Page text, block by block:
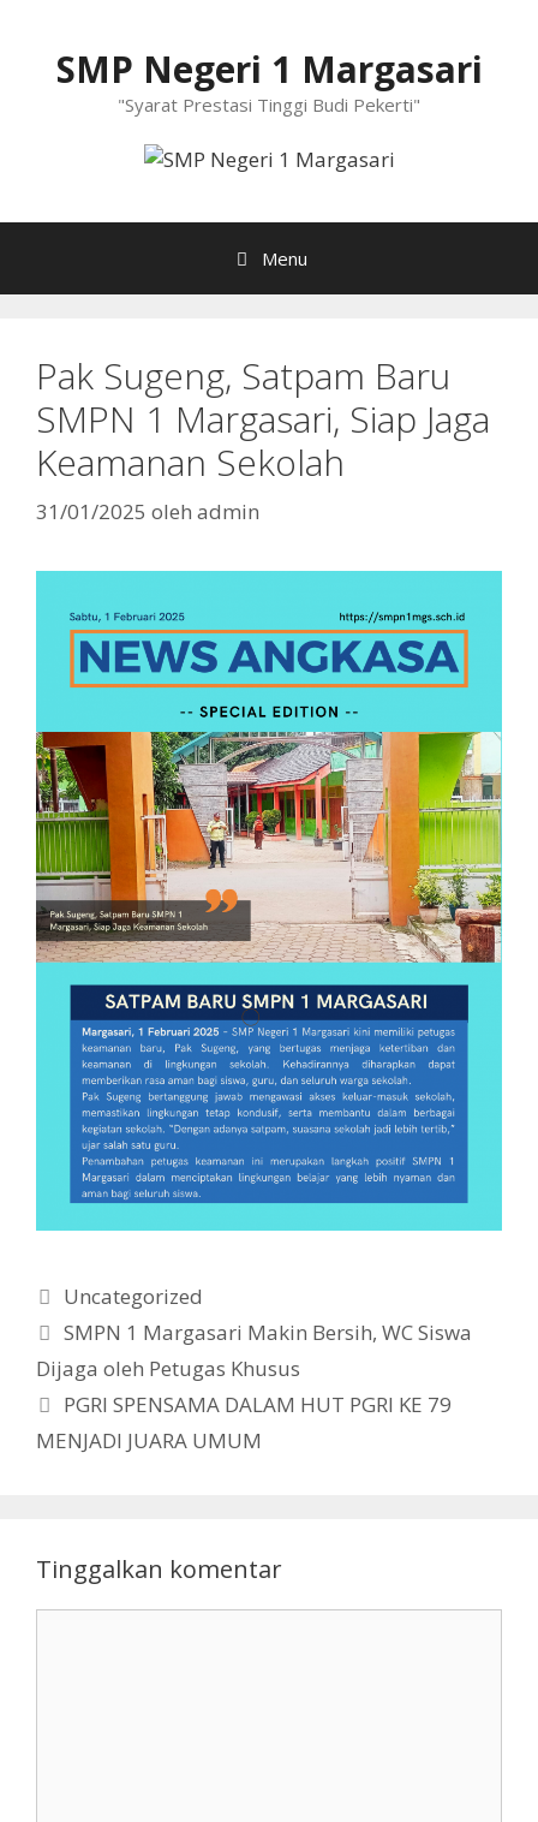
SMP Negeri 1 Margasari
"Syarat Prestasi Tinggi Budi Pekerti"
Menu
Pak Sugeng, Satpam Baru
SMPN 1 Margasari, Siap Jaga
Keamanan Sekolah
31/01/2025 oleh admin
Kategori
Uncategorized
SMPN 1 Margasari Makin Bersih, WC Siswa
Dijaga oleh Petugas Khusus
PGRI SPENSAMA DALAM HUT PGRI KE 79
MENJADI JUARA UMUM
Tinggalkan komentar